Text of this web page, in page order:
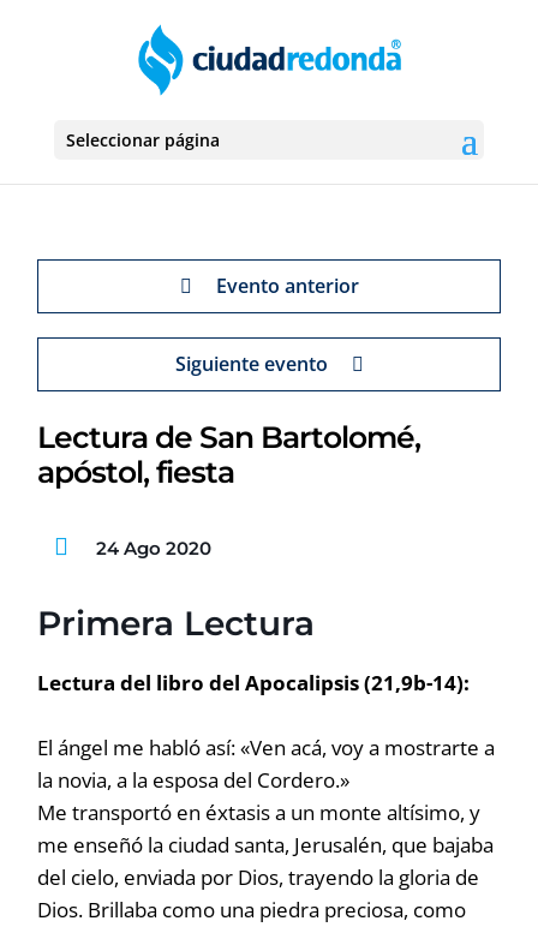
Seleccionar página
Evento anterior
Siguiente evento
Lectura de San Bartolomé,
apóstol, fiesta
24 Ago 2020
Primera Lectura
Lectura del libro del Apocalipsis (21,9b-14):
El ángel me habló así: «Ven acá, voy a mostrarte a
la novia, a la esposa del Cordero.»
Me transportó en éxtasis a un monte altísimo, y
me enseñó la ciudad santa, Jerusalén, que bajaba
del cielo, enviada por Dios, trayendo la gloria de
Dios. Brillaba como una piedra preciosa, como